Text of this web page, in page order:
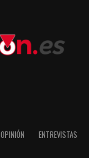
OPINIÓN
ENTREVISTAS